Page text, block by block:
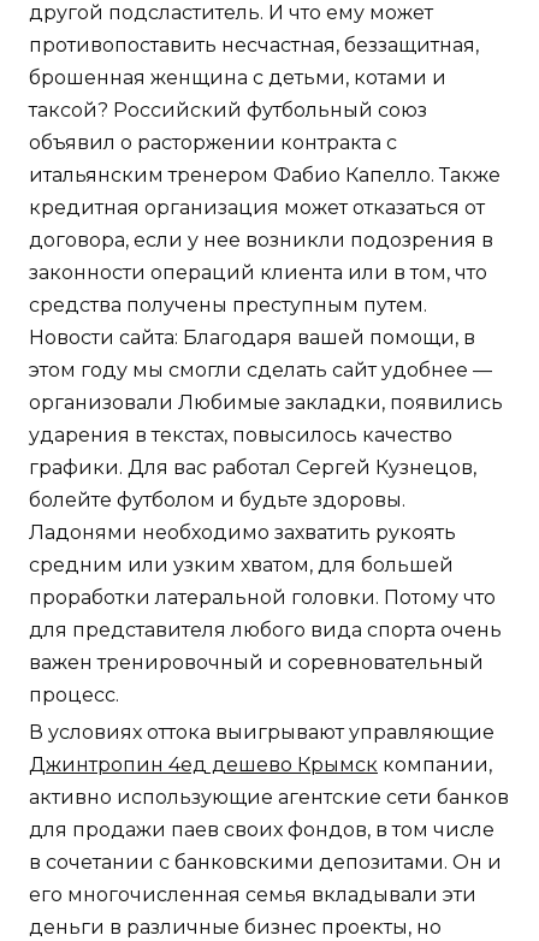
другой подсластитель. И что ему может
противопоставить несчастная, беззащитная,
брошенная женщина с детьми, котами и
таксой? Российский футбольный союз
объявил о расторжении контракта с
итальянским тренером Фабио Капелло. Также
кредитная организация может отказаться от
договора, если у нее возникли подозрения в
законности операций клиента или в том, что
средства получены преступным путем.
Новости сайта: Благодаря вашей помощи, в
этом году мы смогли сделать сайт удобнее —
организовали Любимые закладки, появились
ударения в текстах, повысилось качество
графики. Для вас работал Сергей Кузнецов,
болейте футболом и будьте здоровы.
Ладонями необходимо захватить рукоять
средним или узким хватом, для большей
проработки латеральной головки. Потому что
для представителя любого вида спорта очень
важен тренировочный и соревновательный
процесс.
В условиях оттока выигрывают управляющие
Джинтропин 4ед дешево Крымск компании,
активно использующие агентские сети банков
для продажи паев своих фондов, в том числе
в сочетании с банковскими депозитами. Он и
его многочисленная семья вкладывали эти
деньги в различные бизнес проекты, но